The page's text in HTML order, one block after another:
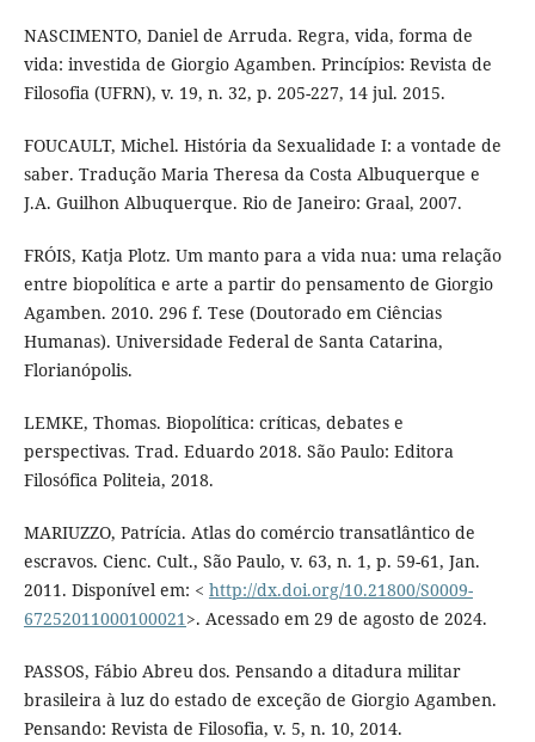
NASCIMENTO, Daniel de Arruda. Regra, vida, forma de
vida: investida de Giorgio Agamben. Princípios: Revista de
Filosofia (UFRN), v. 19, n. 32, p. 205-227, 14 jul. 2015.
FOUCAULT, Michel. História da Sexualidade I: a vontade de
saber. Tradução Maria Theresa da Costa Albuquerque e
J.A. Guilhon Albuquerque. Rio de Janeiro: Graal, 2007.
FRÓIS, Katja Plotz. Um manto para a vida nua: uma relação
entre biopolítica e arte a partir do pensamento de Giorgio
Agamben. 2010. 296 f. Tese (Doutorado em Ciências
Humanas). Universidade Federal de Santa Catarina,
Florianópolis.
LEMKE, Thomas. Biopolítica: críticas, debates e
perspectivas. Trad. Eduardo 2018. São Paulo: Editora
Filosófica Politeia, 2018.
MARIUZZO, Patrícia. Atlas do comércio transatlântico de
escravos. Cienc. Cult., São Paulo, v. 63, n. 1, p. 59-61, Jan.
2011. Disponível em: < http://dx.doi.org/10.21800/S0009-
67252011000100021>. Acessado em 29 de agosto de 2024.
PASSOS, Fábio Abreu dos. Pensando a ditadura militar
brasileira à luz do estado de exceção de Giorgio Agamben.
Pensando: Revista de Filosofia, v. 5, n. 10, 2014.